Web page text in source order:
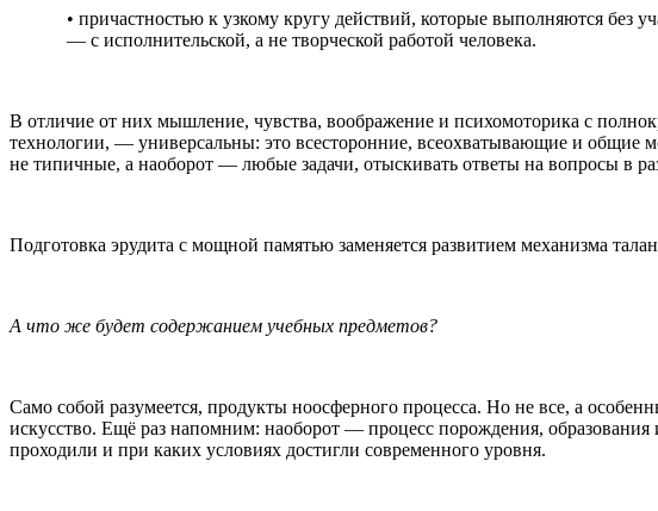
• причастностью к узкому кругу действий, которые выполняются без
— с исполнительской, а не творческой работой человека.
В отличие от них мышление, чувства, воображение и психомоторика с
технологии, — универсальны: это всесторонние, всеохватывающие и общие
не типичные, а наоборот — любые задачи, отыскивать ответы на вопросы в
Подготовка эрудита с мощной памятью заменяется развитием механизма
А что же будет содержанием учебных предметов?
Само собой разумеется, продукты ноосферного процесса. Но не все, а
искусство. Ещё раз напомним: наоборот — процесс порождения,
проходили и при каких условиях достигли современного уровня.